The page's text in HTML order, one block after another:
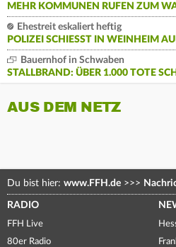
MEHR KOMMUNEN RUFEN ZUM
Ehestreit eskaliert heftig
POLIZEI SCHIESST IN WEINHEIM
Bauernhof in Schwaben
STALLBRAND: ÜBER 1.000 TOTE
AUS DEM NETZ
Du bist hier: www.FFH.de >>>
RADIO
FFH Live
80er Radio